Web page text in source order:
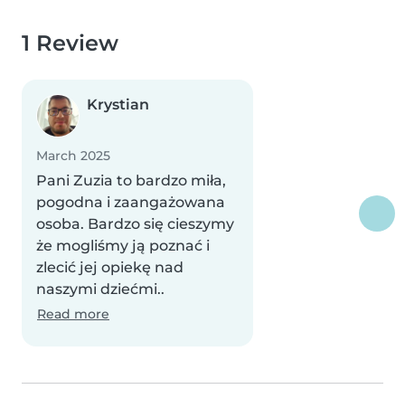
1 Review
Krystian
March 2025
Pani Zuzia to bardzo miła,
pogodna i zaangażowana
osoba. Bardzo się cieszymy
że mogliśmy ją poznać i
zlecić jej opiekę nad
naszymi dziećmi..
Read more